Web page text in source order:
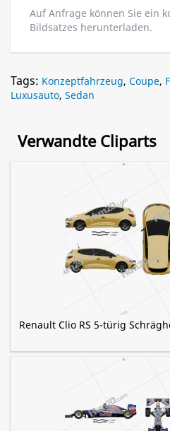
Auf Anfrage können Sie ein
Bildsatzes herunterladen.
Tags: Konzeptfahrzeug, Coupe,
Luxusauto, Sedan
Verwandte Cliparts
Renault Clio RS 5-türig